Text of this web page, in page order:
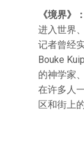
《境界》：
进入世界
记者曾经
Bouke
的神学家
在许多人
区和街上